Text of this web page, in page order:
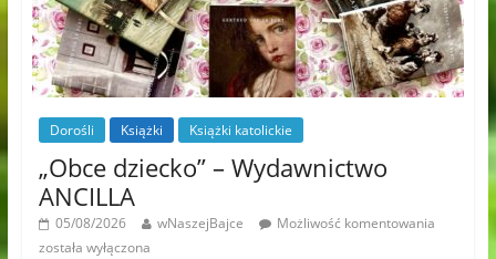
Dorośli Książki Książki katolickie
„Obce dziecko” – Wydawnictwo
ANCILLA
05/08/2026 wNaszejBajce
Możliwość komentowania
została wyłączona